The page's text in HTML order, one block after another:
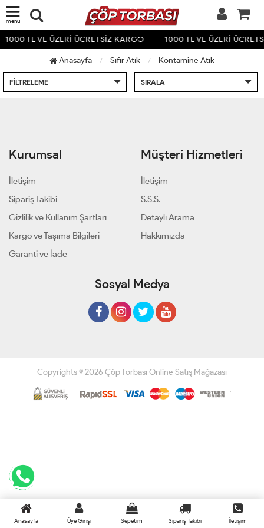
menü
1000 TL VE ÜZERİ ÜCRETSİZ KARGO 1000 TL VE ÜZERİ
Anasayfa Sıfır Atık Kontamine Atık
FILTRELEME SIRALA
Kurumsal
İletişim
Sipariş Takibi
Gizlilik ve Kullanım Şartları
Kargo ve Taşıma Bilgileri
Garanti ve İade
Müşteri Hizmetleri
İletişim
S.S.S.
Detaylı Arama
Hakkımızda
Sosyal Medya
Copyrights © 2026 Çöp Torbası Online Satış Mağazası
Anasayfa Üye Girişi Sepetim Sipariş Takibi İletişim